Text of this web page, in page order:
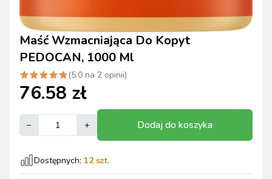
Maść Wzmacniająca Do Kopyt
PEDOCAN, 1000 Ml
(5.0 na 2 opinii)
76.58 zł
– + Dodaj do koszyka
Dostępnych: 12szt.